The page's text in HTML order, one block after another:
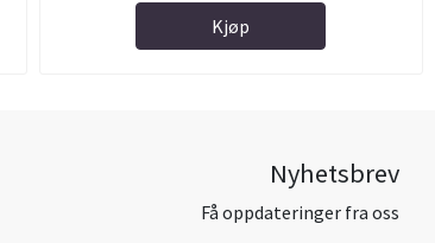
Kjøp
Nyhetsbrev
Få oppdateringer fra oss